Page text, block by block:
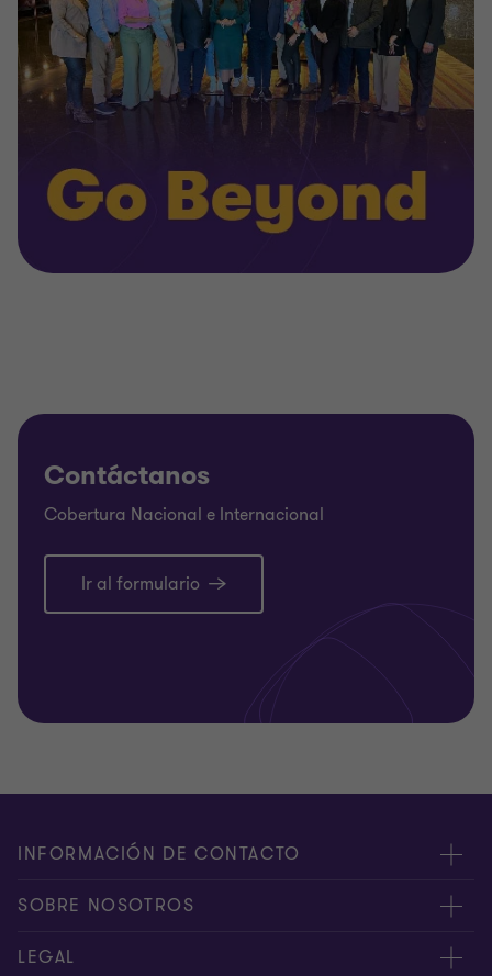
Contáctanos
Cobertura Nacional e Internacional
Ir al formulario
INFORMACIÓN DE CONTACTO
Oficinas
Contáctenos
SOBRE NOSOTROS
Acerca de nosotros
LEGAL